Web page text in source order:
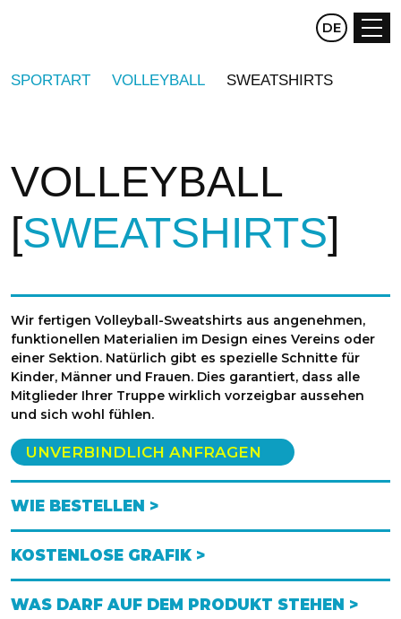
CZ EN
DE
SPORTART VOLLEYBALL SWEATSHIRTS
VOLLEYBALL
SWEATSHIRTS
Wir fertigen Volleyball-Sweatshirts aus angenehmen,
funktionellen Materialien im Design eines Vereins oder
einer Sektion. Natürlich gibt es spezielle Schnitte für
Kinder, Männer und Frauen. Dies garantiert, dass alle
Mitglieder Ihrer Truppe wirklich vorzeigbar aussehen
und sich wohl fühlen.
UNVERBINDLICH ANFRAGEN
WIE BESTELLEN >
KOSTENLOSE GRAFIK >
WAS DARF AUF DEM PRODUKT STEHEN >